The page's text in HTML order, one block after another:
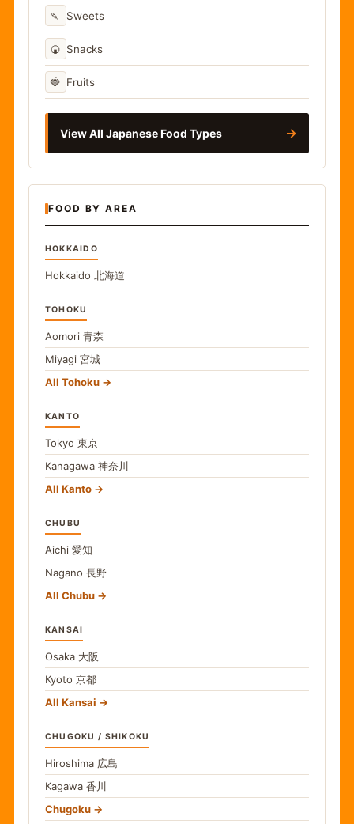
🍡 Sweets
🍘 Snacks
🍓 Fruits
View All Japanese Food Types →
FOOD BY AREA
HOKKAIDO
Hokkaido 北海道
TOHOKU
Aomori 青森
Miyagi 宮城
All Tohoku
KANTO
Tokyo 東京
Kanagawa 神奈川
All Kanto
CHUBU
Aichi 愛知
Nagano 長野
All Chubu
KANSAI
Osaka 大阪
Kyoto 京都
All Kansai
CHUGOKU / SHIKOKU
Hiroshima 広島
Kagawa 香川
Chugoku